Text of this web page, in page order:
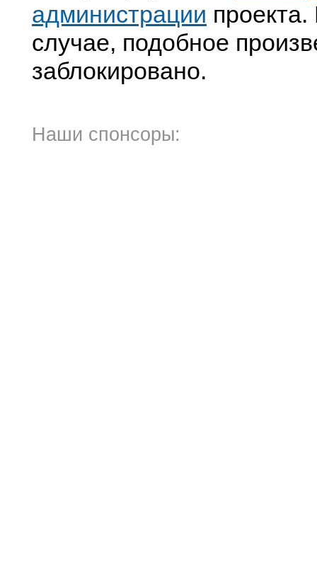
администрации
случае, подобное
заблокировано.
Наши спонсоры: